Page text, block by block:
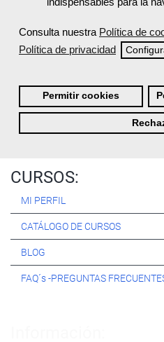
Consulta nuestra Política de
Política de privacidad
Permitir cookies
Especialistas en consultoría y
Nuestro objetivo diario es, única
conseguir tus metas
CURSOS:
MI PERFIL
CATÁLOGO DE CURSOS
BLOG
FAQ´s -PREGUNTAS